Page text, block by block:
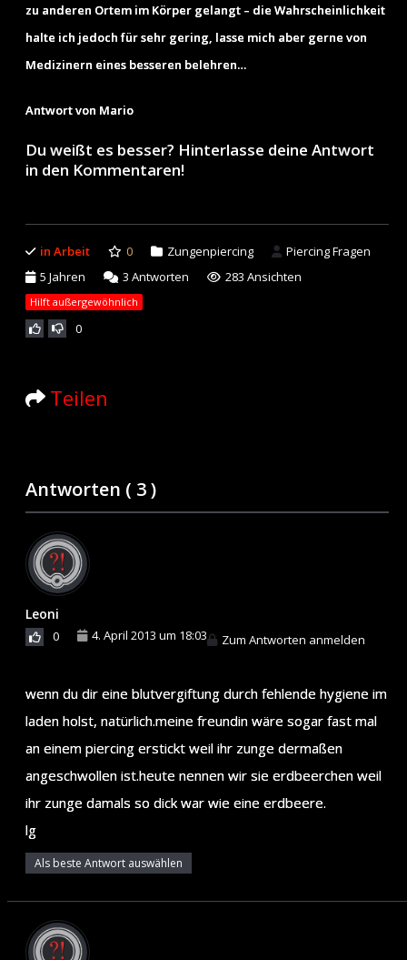
zu anderen Ortem im Körper gelangt – die Wahrscheinlichkeit
halte ich jedoch für sehr gering, lasse mich aber gerne von
Medizinern eines besseren belehren…
Antwort von Mario
Du weißt es besser? Hinterlasse deine Antwort
in den Kommentaren!
in Arbeit 0 Zungenpiercing
Piercing Fragen
5 Jahren
3 Antworten 283 Ansichten
Hilft außergewöhnlich
0
Teilen
Antworten ( 3)
Leoni
0 4. April 2013 um 18:03 Zum Antworten anmelden
wenn du dir eine blutvergiftung durch fehlende hygiene im
laden holst, natürlich.meine freundin wäre sogar fast mal
an einem piercing erstickt weil ihr zunge dermaßen
angeschwollen ist.heute nennen wir sie erdbeerchen weil
ihr zunge damals so dick war wie eine erdbeere.
lg
Als beste Antwort auswählen